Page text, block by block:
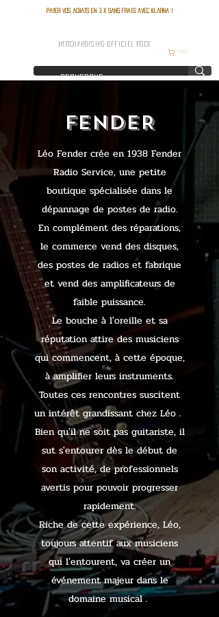
Payer vos achats en 3 x sans frais avec Klarna !
MERCHANDISING OFFICIEL ROCK
FENDER
Léo Fender crée en 1938 Fender
Radio Service, une petite
boutique spécialisée dans le
dépannage de postes de radio.
En complément des réparations,
le commerce vend des disques,
des postes de radios et fabrique
et vend des amplificateurs de
faible puissance.
Le bouche à l'oreille et sa
réputation attire des musiciens
qui commencent, à cette époque,
à amplifier leurs instruments.
Toutes ces rencontres suscitent
un intérêt grandissant chez Léo .
Bien qu'il ne soit pas guitariste, il
sut s'entourer dès le début de
son activité, de professionnels
avertis pour pouvoir progresser
rapidement.
Riche de cette expérience, Léo,
toujours attentif aux musiciens
qui l'entourent, va créer un
événement majeur dans le
domaine musical .